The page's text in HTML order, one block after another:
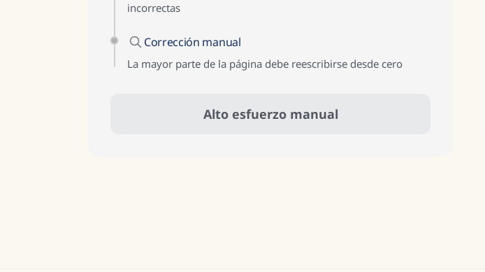
incorrectas
Corrección manual
La mayor parte de la página debe reescribirse desde cero
Alto esfuerzo manual